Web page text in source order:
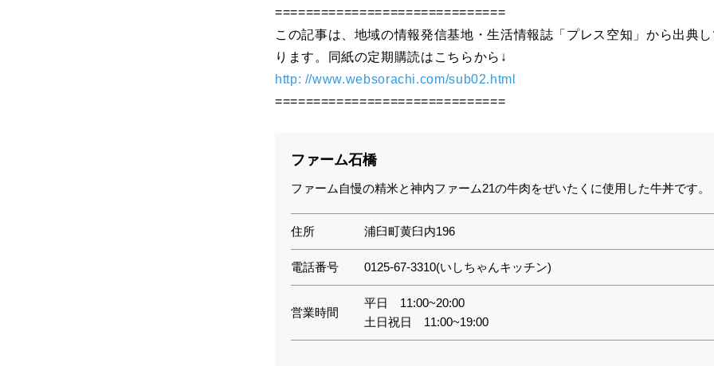
==============================
この記事は、地域の情報発信基地・生活情報誌「プレス空知」から出典
ります。同紙の定期購読はこちらから↓
http: //www.websorachi.com/sub02.html
==============================
ファーム石橋
ファーム自慢の精米と神内ファーム21の牛肉をぜいたくに使用した牛丼です。
住所 浦臼町黄臼内196
電話番号 0125-67-3310(いしちゃんキッチン)
営業時間
平日 11:00~20:00
土日祝日 11:00~19:00